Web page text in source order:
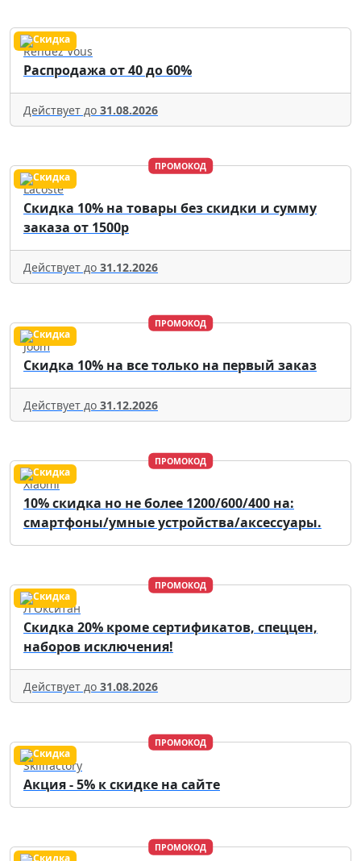
Rendez Vous
Распродажа от 40 до 60%
Действует до 31.08.2026
ПРОМОКОД
Lacoste
Скидка 10% на товары без скидки и сумму
заказа от 1500р
Действует до 31.12.2026
ПРОМОКОД
Joom
Скидка 10% на все только на первый заказ
Действует до 31.12.2026
ПРОМОКОД
Xiaomi
10% скидка но не более 1200/600/400 на:
смартфоны/умные устройства/аксессуары.
ПРОМОКОД
Л'Окситан
Скидка 20% кроме сертификатов, спеццен,
наборов исключения!
Действует до 31.08.2026
ПРОМОКОД
Skillfactory
Акция - 5% к скидке на сайте
ПРОМОКОД